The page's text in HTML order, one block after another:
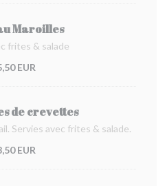
Maroilles
frites & salade
EUR
de crevettes
Servies avec frites & salade.
EUR